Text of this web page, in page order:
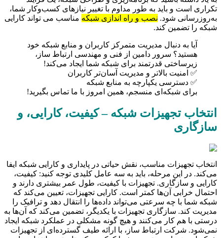
تکراری است و باید به طور مداوم با تغییر نیازهای کسب‌وکار شما،
به‌روزرسانی شود. نصب و راه اندازی شبکه مناسب می تواند کارایی
شبکه را تضمین کند.
آیا به دنبال مدیریت متمرکز کاربران و منابع شبکه خود
هستید؟ سرور دامین از فنی و مهندسی ارتباط ساز،
زیرساختی قدرتمند برای شبکه شما ایجاد می‌کند!
✅ امنیت بالاتر و مدیریت آسان‌تر کاربران
✅ دسترسی یکپارچه به منابع شبکه
برای شبکه‌ای منسجم، همین امروز با ما تماس بگیرید!
انتخاب تجهیزات شبکه – کیفیت، کارایی، و
سازگاری
انتخاب تجهیزات مناسب، نقش حیاتی در پایداری و کارایی شبکه ایفا
می‌کند. در این مرحله، باید به سه عامل کلیدی توجه کنید: کیفیت،
کارایی و سازگاری. تجهیزات با کیفیت، طول عمر بیشتری دارند و
احتمال خرابی آن‌ها کمتر است. کارایی تجهیزات، تعیین می‌کند که
شبکه شما با چه سرعتی می‌تواند داده‌ها را انتقال دهد و ترافیک را
مدیریت کند. سازگاری تجهیزات با یکدیگر، تضمین می‌کند که آن‌ها به
درستی با هم کار می‌کنند و هیچ گونه مشکلی در عملکرد شبکه ایجاد
نمی‌شود. شرکت ارتباط ساز، با ارائه طیف گسترده‌ای از تجهیزات